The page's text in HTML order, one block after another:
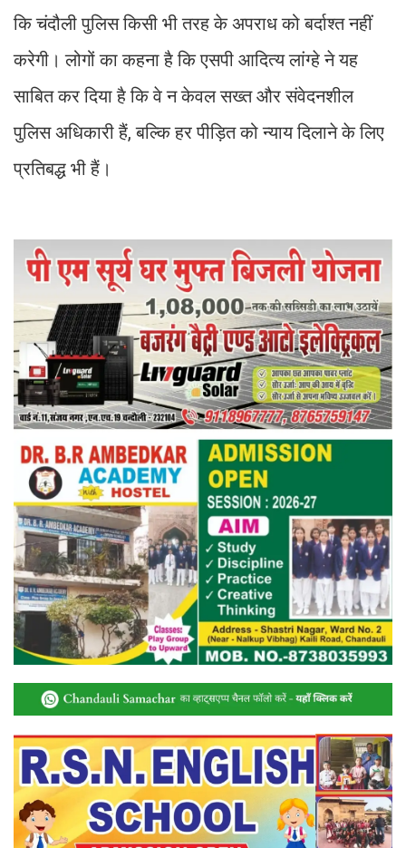
कि चंदौली पुलिस किसी भी तरह के अपराध को बर्दाश्त नहीं
करेगी। लोगों का कहना है कि एसपी आदित्य लांग्हे ने यह
साबित कर दिया है कि वे न केवल सख्त और संवेदनशील
पुलिस अधिकारी हैं, बल्कि हर पीड़ित को न्याय दिलाने के लिए
प्रतिबद्ध भी हैं।